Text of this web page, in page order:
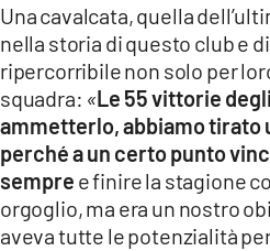
Una cavalcata, quella
nella storia di questo club e
ripercorribile non solo per
squadra: «Le 55 vittorie
ammetterlo, abbiamo tirato
perché a un certo punto
sempre e finire la stagione
orgoglio, ma era un nostro
aveva tutte le potenzialità